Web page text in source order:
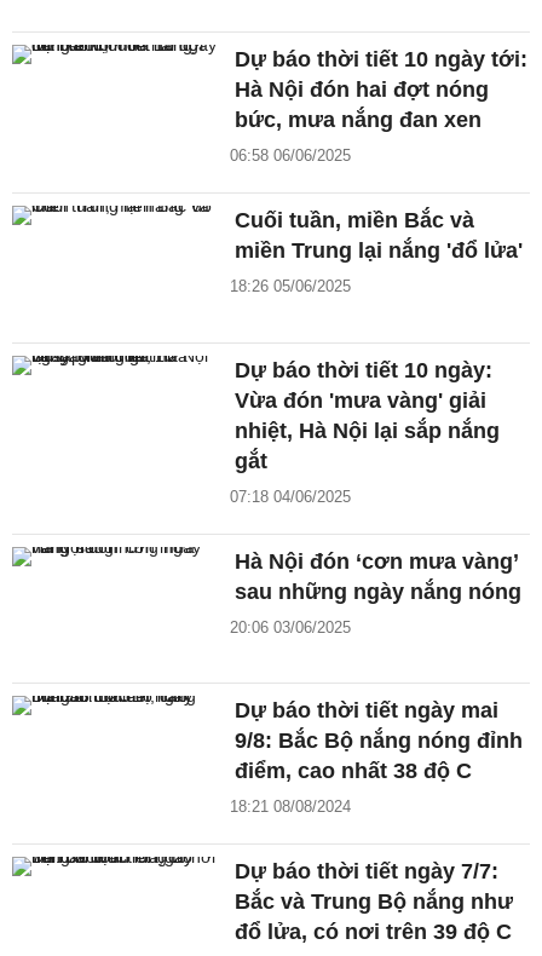
Dự báo thời tiết 10 ngày tới:
Hà Nội đón hai đợt nóng
bức, mưa nắng đan xen
06:58 06/06/2025
Cuối tuần, miền Bắc và
miền Trung lại nắng 'đổ lửa'
18:26 05/06/2025
Dự báo thời tiết 10 ngày:
Vừa đón 'mưa vàng' giải
nhiệt, Hà Nội lại sắp nắng
gắt
07:18 04/06/2025
Hà Nội đón ‘cơn mưa vàng’
sau những ngày nắng nóng
20:06 03/06/2025
Dự báo thời tiết ngày mai
9/8: Bắc Bộ nắng nóng đỉnh
điểm, cao nhất 38 độ C
18:21 08/08/2024
Dự báo thời tiết ngày 7/7:
Bắc và Trung Bộ nắng như
đổ lửa, có nơi trên 39 độ C